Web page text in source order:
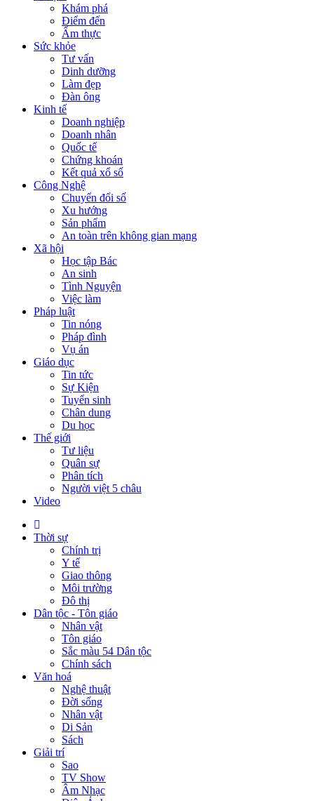
Khám phá
Điểm đến
Ẩm thực
Sức khỏe
Tư vấn
Dinh dưỡng
Làm đẹp
Đàn ông
Kinh tế
Doanh nghiệp
Doanh nhân
Quốc tế
Chứng khoán
Kết quả xổ số
Công Nghệ
Chuyển đổi số
Xu hướng
Sản phẩm
An toàn trên không gian mạng
Xã hội
Học tập Bác
An sinh
Tình Nguyện
Việc làm
Pháp luật
Tin nóng
Pháp đình
Vụ án
Giáo dục
Tin tức
Sự Kiện
Tuyển sinh
Chân dung
Du học
Thế giới
Tư liệu
Quân sự
Phân tích
Người việt 5 châu
Video
Thời sự
Chính trị
Y tế
Giao thông
Môi trường
Đô thị
Dân tộc - Tôn giáo
Nhân vật
Tôn giáo
Sắc màu 54 Dân tộc
Chính sách
Văn hoá
Nghệ thuật
Đời sống
Nhân vật
Di Sản
Sách
Giải trí
Sao
TV Show
Âm Nhạc